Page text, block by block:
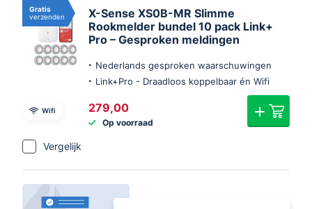
Wifi
Gratis
verzenden
X-Sense XS0B-MR Slimme
Rookmelder bundel 10 pack Link+
Pro – Gesproken meldingen
Nederlands gesproken waarschuwingen
Link+Pro - Draadloos koppelbaar én Wifi
279,00
Op voorraad
Vergelijk